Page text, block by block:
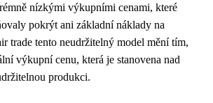
nízkými výkupními cenami, které
pokrýt ani základní náklady na
trade tento neudržitelný model mění tím,
výkupní cenu, která je stanovena nad
produkci.